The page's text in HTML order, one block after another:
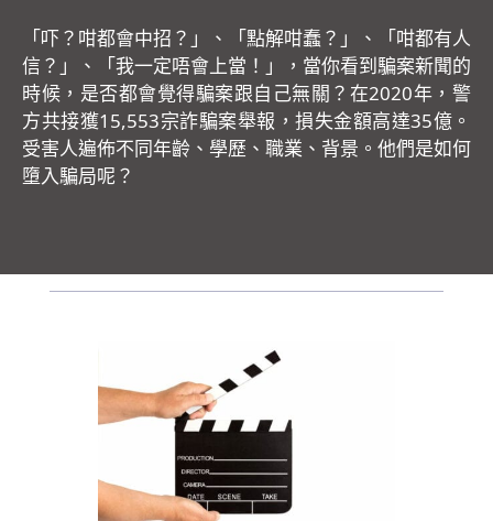
「吓？咁都會中招？」、「點解咁蠢？」、「咁都有人
信？」、「我一定唔會上當！」，當你看到騙案新聞的
時候，是否都會覺得騙案跟自己無關？在2020年，警
方共接獲15,553宗詐騙案舉報，損失金額高達35億。
受害人遍佈不同年齡、學歷、職業、背景。他們是如何
墮入騙局呢？